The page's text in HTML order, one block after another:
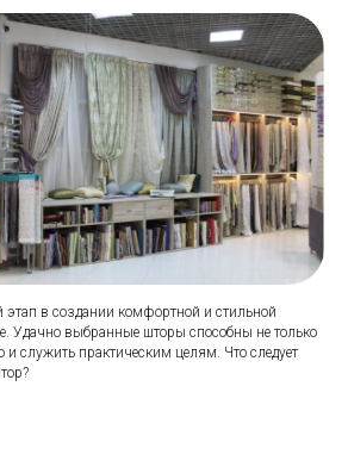
в создании комфортной и стильной
Удачно выбранные шторы способны не только
и служить практическим целям. Что следует